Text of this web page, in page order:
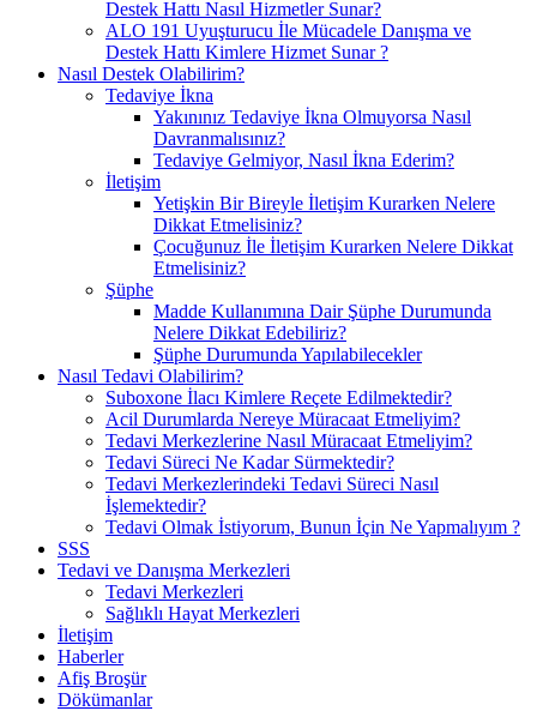
Destek Hattı Nasıl Hizmetler Sunar?
ALO 191 Uyuşturucu İle Mücadele Danışma ve
Destek Hattı Kimlere Hizmet Sunar ?
Nasıl Destek Olabilirim?
Tedaviye İkna
Yakınınız Tedaviye İkna Olmuyorsa Nasıl
Davranmalısınız?
Tedaviye Gelmiyor, Nasıl İkna Ederim?
İletişim
Yetişkin Bir Bireyle İletişim Kurarken Nelere
Dikkat Etmelisiniz?
Çocuğunuz İle İletişim Kurarken Nelere Dikkat
Etmelisiniz?
Şüphe
Madde Kullanımına Dair Şüphe Durumunda
Nelere Dikkat Edebiliriz?
Şüphe Durumunda Yapılabilecekler
Nasıl Tedavi Olabilirim?
Suboxone İlacı Kimlere Reçete Edilmektedir?
Acil Durumlarda Nereye Müracaat Etmeliyim?
Tedavi Merkezlerine Nasıl Müracaat Etmeliyim?
Tedavi Süreci Ne Kadar Sürmektedir?
Tedavi Merkezlerindeki Tedavi Süreci Nasıl
İşlemektedir?
Tedavi Olmak İstiyorum, Bunun İçin Ne Yapmalıyım ?
SSS
Tedavi ve Danışma Merkezleri
Tedavi Merkezleri
Sağlıklı Hayat Merkezleri
İletişim
Haberler
Afiş Broşür
Dökümanlar